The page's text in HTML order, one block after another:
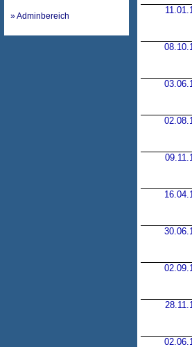
» Adminbereich